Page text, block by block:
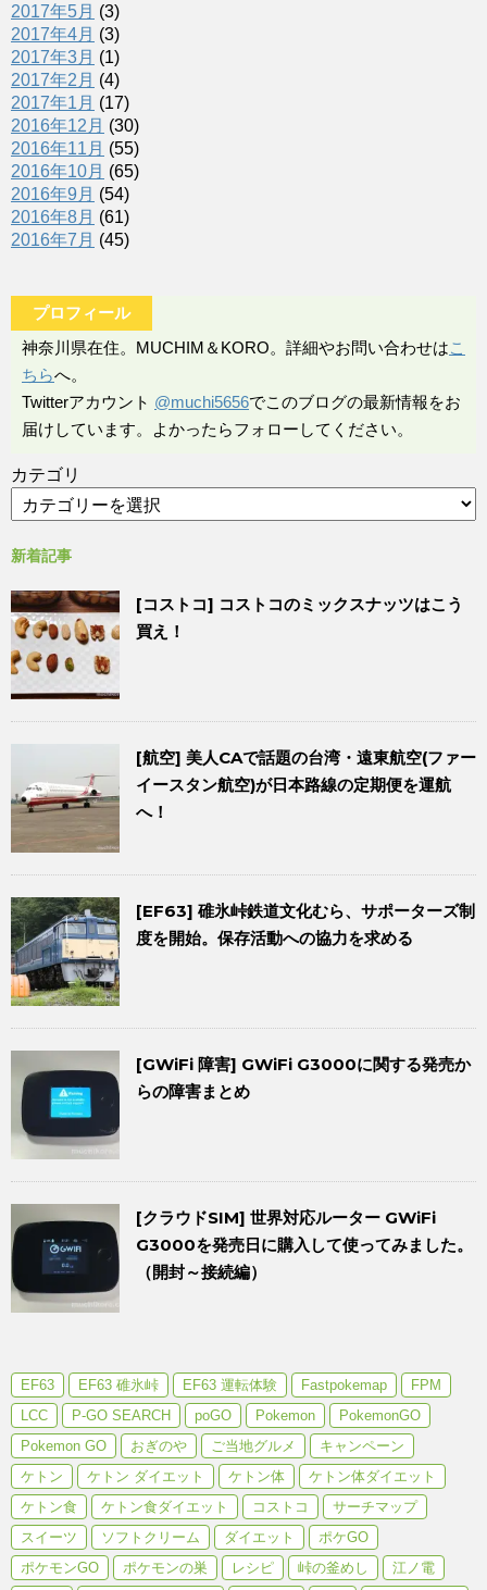
2017年5月 (3)
2017年4月 (3)
2017年3月 (1)
2017年2月 (4)
2017年1月 (17)
2016年12月 (30)
2016年11月 (55)
2016年10月 (65)
2016年9月 (54)
2016年8月 (61)
2016年7月 (45)
プロフィール
神奈川県在住。MUCHIM＆KORO。詳細やお問い合わせはこ
ちらへ。
Twitterアカウント @muchi5656でこのブログの最新情報をお
届けしています。よかったらフォローしてください。
カテゴリ
新着記事
[コストコ] コストコのミックスナッツはこう
買え！
[航空] 美人CAで話題の台湾・遠東航空(ファー
イースタン航空)が日本路線の定期便を運航
へ！
[EF63] 碓氷峠鉄道文化むら、サポーターズ制
度を開始。保存活動への協力を求める
[GWiFi 障害] GWiFi G3000に関する発売か
らの障害まとめ
[クラウドSIM] 世界対応ルーター GWiFi
G3000を発売日に購入して使ってみました。
（開封～接続編）
EF63 EF63 碓氷峠 EF63 運転体験 Fastpokemap
FPM
LCC
P-GO SEARCH poGO Pokemon
PokemonGO
Pokemon GO
おぎのや ご当地グルメ
キャンペーン
ケトン
ケトン ダイエット ケトン体
ケトン体ダイエット
ケトン食
ケトン食ダイエット コストコ
サーチマップ
スイーツ
ソフトクリーム ダイエット
ポケGO
ポケモンGO
ポケモンの巣 レシピ 峠の釜めし 江ノ電